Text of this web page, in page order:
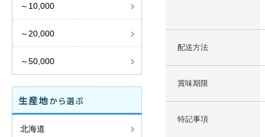
配送方法
賞味期限
特記事項
～10,000
～20,000
～50,000
北海道